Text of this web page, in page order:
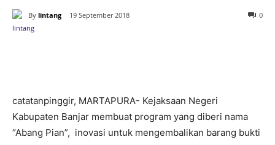
By lintang 19 September 2018 0
catatanpinggir, MARTAPURA- Kejaksaan Negeri
Kabupaten Banjar membuat program yang diberi nama
“Abang Pian”, inovasi untuk mengembalikan barang bukti